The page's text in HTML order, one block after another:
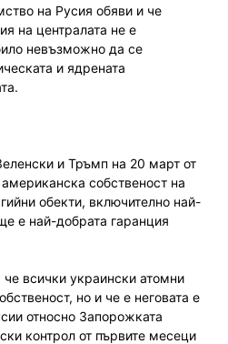
на Русия обяви и че
на централата не е
невъзможно да се
и ядрената
и Тръмп на 20 март от
собственост на
обекти, включително най-
е най-добрата гаранция
че всички украински атомни
но и че е неговата е
относно Запорожката
контрол от първите месеци